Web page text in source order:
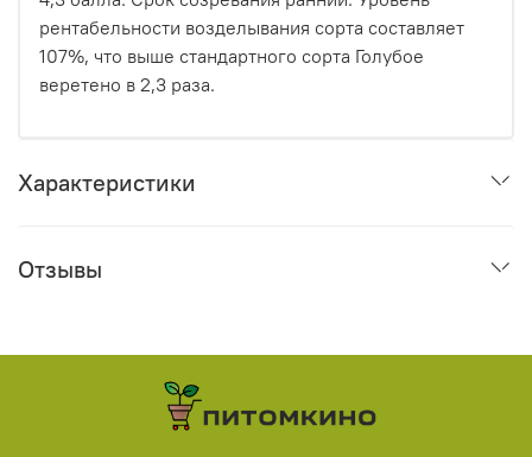
рентабельности возделывания сорта составляет
107%, что выше стандартного сорта Голубое
веретено в 2,3 раза.
Характеристики
Отзывы